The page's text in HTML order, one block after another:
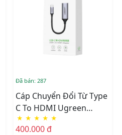
Đã bán: 287
Cáp Chuyển Đổi Từ Type
C To HDMI Ugreen
(70444)
★ ★ ★ ★ ★
400.000 đ